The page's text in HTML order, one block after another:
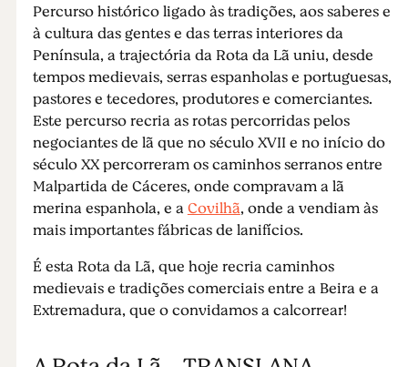
Percurso histórico ligado às tradições, aos saberes e
à cultura das gentes e das terras interiores da
Península, a trajectória da Rota da Lã uniu, desde
tempos medievais, serras espanholas e portuguesas,
pastores e tecedores, produtores e comerciantes.
Este percurso recria as rotas percorridas pelos
negociantes de lã que no século XVII e no início do
século XX percorreram os caminhos serranos entre
Malpartida de Cáceres, onde compravam a lã
merina espanhola, e aCovilhã, onde a vendiam às
mais importantes fábricas de lanifícios.
É esta Rota da Lã, que hoje recria caminhos
medievais e tradições comerciais entre a Beira e a
Extremadura, que o convidamos a calcorrear!